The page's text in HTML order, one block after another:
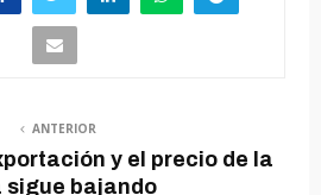
ANTERIOR
y el precio de la
sigue bajando